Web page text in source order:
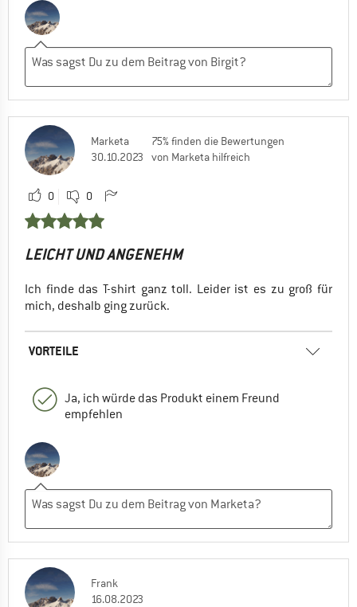
Marketa
30.10.2023
75% finden die Bewertungen
von Marketa hilfreich
0 0
LEICHT UND ANGENEHM
Ich finde das T-shirt ganz toll. Leider ist es zu groß für
mich, deshalb ging zurück.
VORTEILE
Ja, ich würde das Produkt einem Freund
empfehlen
Frank
16.08.2023